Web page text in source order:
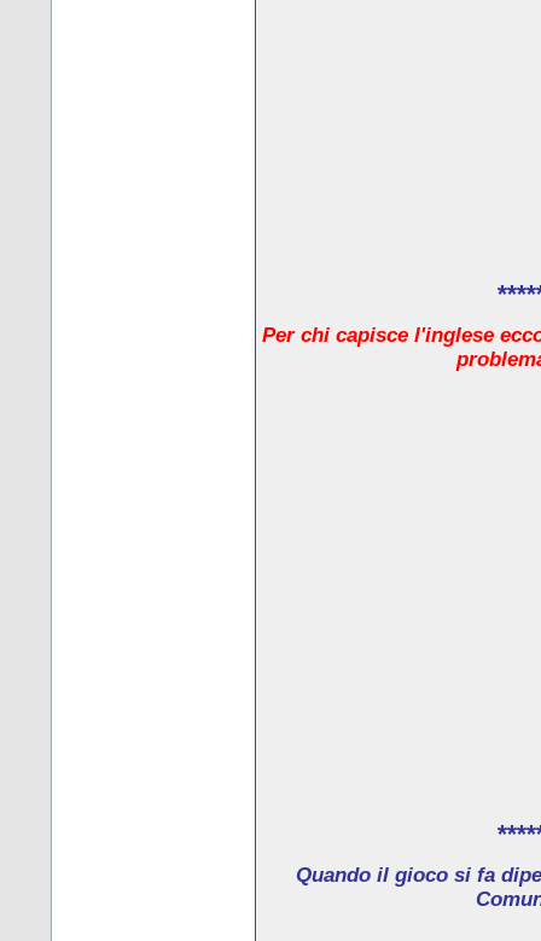
Per chi capisce l'inglese
Quando il gioco si fa